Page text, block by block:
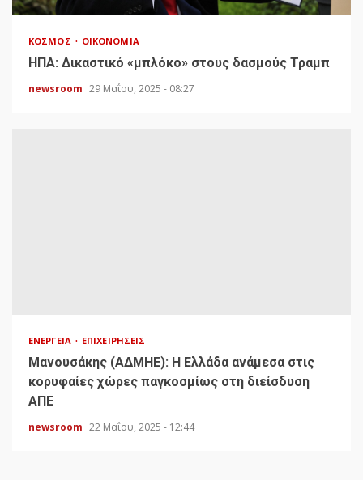
ΚΌΣΜΟΣ ΟΙΚΟΝΟΜΊΑ
HΠΑ: Δικαστικό «μπλόκο» στους δασμούς Τραμπ
newsroom 29 Μαΐου, 2025 - 08:27
ΕΝΈΡΓΕΙΑ ΕΠΙΧΕΙΡΉΣΕΙΣ
Μανουσάκης (ΑΔΜΗΕ): Η Ελλάδα ανάμεσα στις
κορυφαίες χώρες παγκοσμίως στη διείσδυση
ΑΠΕ
newsroom 22 Μαΐου, 2025 - 12:44